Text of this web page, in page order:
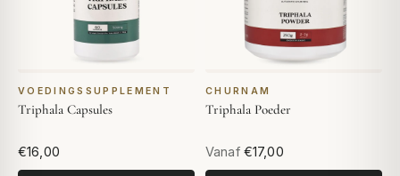
VOEDINGSSUPPLEMENT
Triphala Capsules
€16,00
CHURNAM
Triphala Poeder
Vanaf €17,00